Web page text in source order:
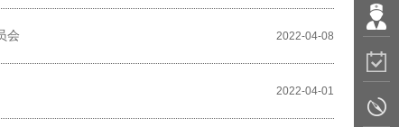
会 2022-04-08
2022-04-01